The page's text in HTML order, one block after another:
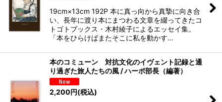
19cm×13cm 192P 本に真っ向から真摯に向き合
い、長年に渡り本にまつわる文章を綴ってきたコ
トゴトブックス・木村綾子によるエッセイ集。
「本をひらけばまたそこに私を動かす…
本のコミューン 対抗文化のイヴェント記録と通
り過ぎた旅人たちの風 / ハーポ部長（編著）
2,200円(税込)